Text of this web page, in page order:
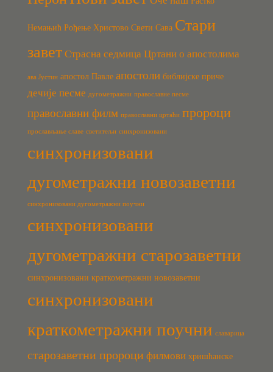
Немањић Рођење Христово Свети Сава Стари
завет Страсна седмица Цртани о апостолима
ава Јустин апостол Павле апостоли библијске приче
дечије песме дугометражни православне песме
православни филм православни цртаћи пророци
прослављање славе светитељи синхронизовани
синхронизовани
дугометражни новозаветни
синхронизовани дугометражни поучни
синхронизовани
дугометражни старозаветни
синхронизовани краткометражни новозаветни
синхронизовани
краткометражни поучни славарица
старозаветни пророци филмови хришћанске